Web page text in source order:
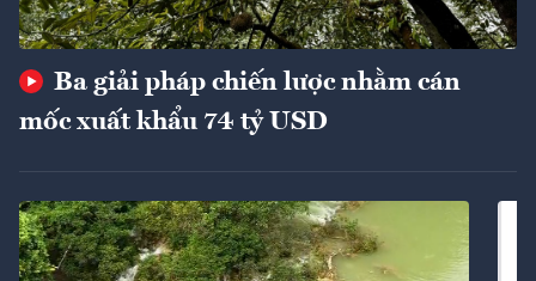
Ba giải pháp chiến lược nhằm cán
mốc xuất khẩu 74 tỷ USD